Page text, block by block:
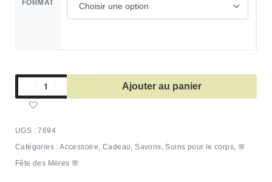
FORMAT
Ajouter au panier
7694
Catégories :Accessoire,Cadeau,Savons,Soins pour le corps, 🌸
Fête des Mères 🌸